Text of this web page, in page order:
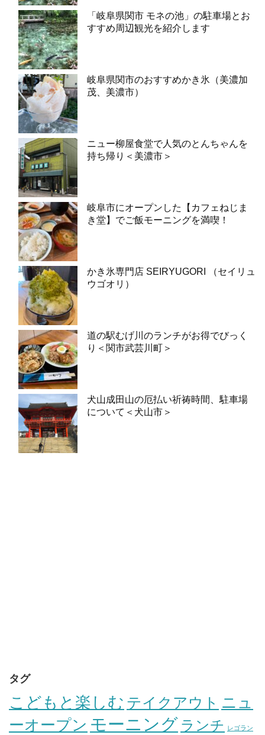
「岐阜県関市 モネの池」の駐車場とお
すすめ周辺観光を紹介します
岐阜県関市のおすすめかき氷（美濃加
茂、美濃市）
ニュー柳屋食堂で人気のとんちゃんを
持ち帰り＜美濃市＞
岐阜市にオープンした【カフェねじま
き堂】でご飯モーニングを満喫！
かき氷専門店 SEIRYUGORI （セイリュ
ウゴオリ）
道の駅むげ川のランチがお得でびっく
り＜関市武芸川町＞
犬山成田山の厄払い祈祷時間、駐車場
について＜犬山市＞
タグ
こどもと楽しむ テイクアウト ニュ
ーオープン モーニング ランチ レゴラン